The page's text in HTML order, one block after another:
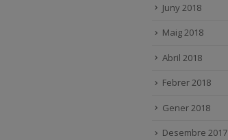
Juny 2018
Maig 2018
Abril 2018
Febrer 2018
Gener 2018
Desembre 2017